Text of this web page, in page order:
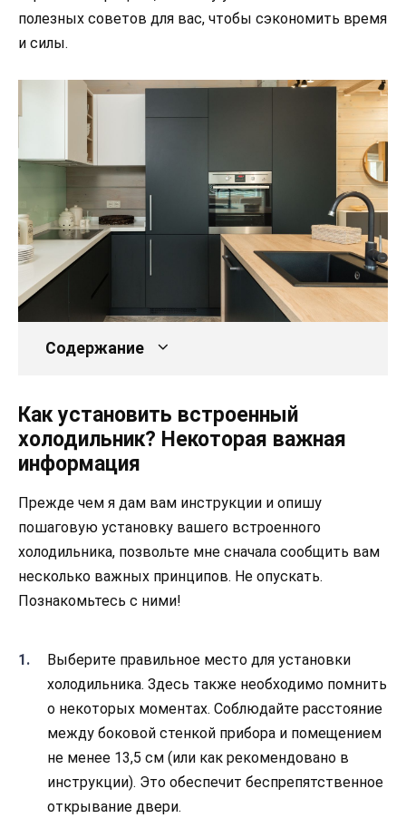
полезных советов для вас, чтобы сэкономить время
и силы.
Содержание
Как установить встроенный
холодильник? Некоторая важная
информация
Прежде чем я дам вам инструкции и опишу
пошаговую установку вашего встроенного
холодильника, позвольте мне сначала сообщить вам
несколько важных принципов. Не опускать.
Познакомьтесь с ними!
Выберите правильное место для установки
холодильника. Здесь также необходимо помнить
о некоторых моментах. Соблюдайте расстояние
между боковой стенкой прибора и помещением
не менее 13,5 см (или как рекомендовано в
инструкции). Это обеспечит беспрепятственное
открывание двери.